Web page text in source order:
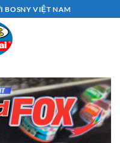
BOSNY VIỆT NAM